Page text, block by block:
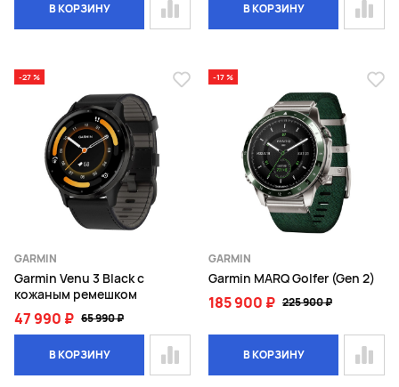
В КОРЗИНУ В КОРЗИНУ
-27 %
GARMIN
Garmin Venu 3 Black с
кожаным ремешком
47 990 ₽ 65 990 ₽
В КОРЗИНУ
-17 %
GARMIN
Garmin MARQ Golfer (Gen 2)
185 900 ₽ 225 900 ₽
В КОРЗИНУ